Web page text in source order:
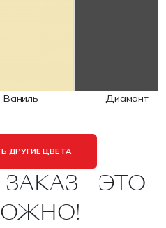
Ваниль Диамант
ДРУГИЕ ЦВЕТА
- ЭТО